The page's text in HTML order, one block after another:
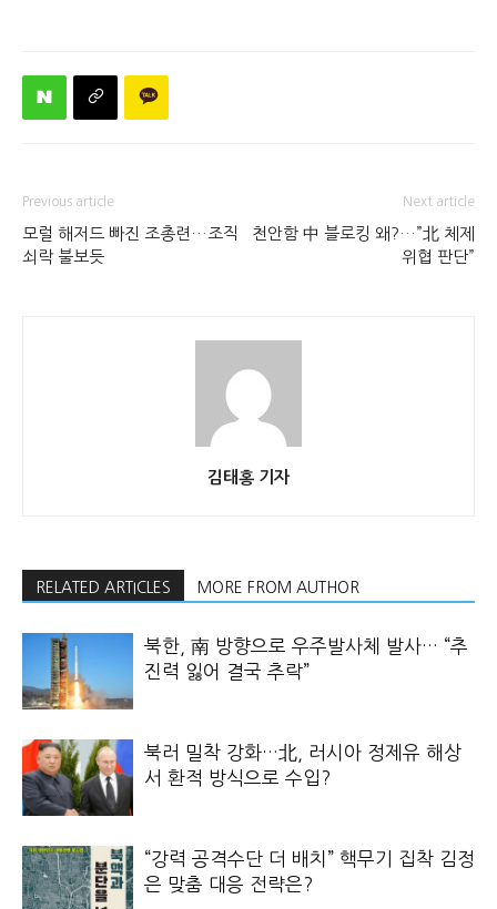
Previous article
모럴 해저드 빠진 조총련…조직
쇠락 불보듯
Next article
천안함 中 블로킹 왜?…”北 체제
위협 판단”
김태홍 기자
RELATED ARTICLES MORE FROM AUTHOR
북한, 南 방향으로 우주발사체 발사… “추
진력 잃어 결국 추락”
북러 밀착 강화…北, 러시아 정제유 해상
서 환적 방식으로 수입?
“강력 공격수단 더 배치” 핵무기 집착 김정
은 맞춤 대응 전략은?